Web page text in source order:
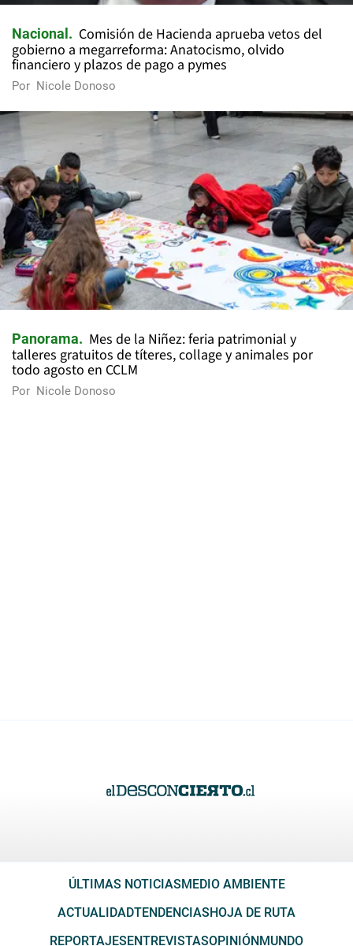
Nacional
Comisión de Hacienda aprueba vetos del
gobierno a megarreforma: Anatocismo, olvido
financiero y plazos de pago a pymes
Por Nicole Donoso
Panorama
Mes de la Niñez: feria patrimonial y
talleres gratuitos de títeres, collage y animales por
todo agosto en CCLM
Por Nicole Donoso
ÚLTIMAS NOTICIAS MEDIO AMBIENTE
ACTUALIDADTENDENCIAS HOJA DE RUTA
REPORTAJES ENTREVISTASOPINIÓN MUNDO